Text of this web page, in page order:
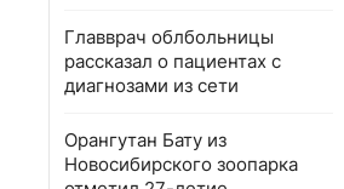
Главврач облбольницы
рассказал о пациентах с
диагнозами из сети
Орангутан Бату из
Новосибирского зоопарка